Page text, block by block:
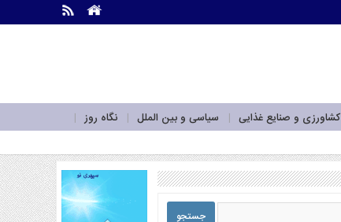
کشاورزی و صنایع غذایی سیاسی و بین الملل
نگاه روز